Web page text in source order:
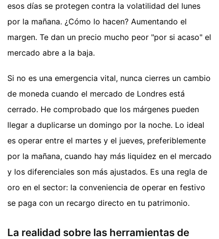
esos días se protegen contra la volatilidad del lunes
por la mañana. ¿Cómo lo hacen? Aumentando el
margen. Te dan un precio mucho peor "por si acaso" el
mercado abre a la baja.
Si no es una emergencia vital, nunca cierres un cambio
de moneda cuando el mercado de Londres está
cerrado. He comprobado que los márgenes pueden
llegar a duplicarse un domingo por la noche. Lo ideal
es operar entre el martes y el jueves, preferiblemente
por la mañana, cuando hay más liquidez en el mercado
y los diferenciales son más ajustados. Es una regla de
oro en el sector: la conveniencia de operar en festivo
se paga con un recargo directo en tu patrimonio.
La realidad sobre las herramientas de